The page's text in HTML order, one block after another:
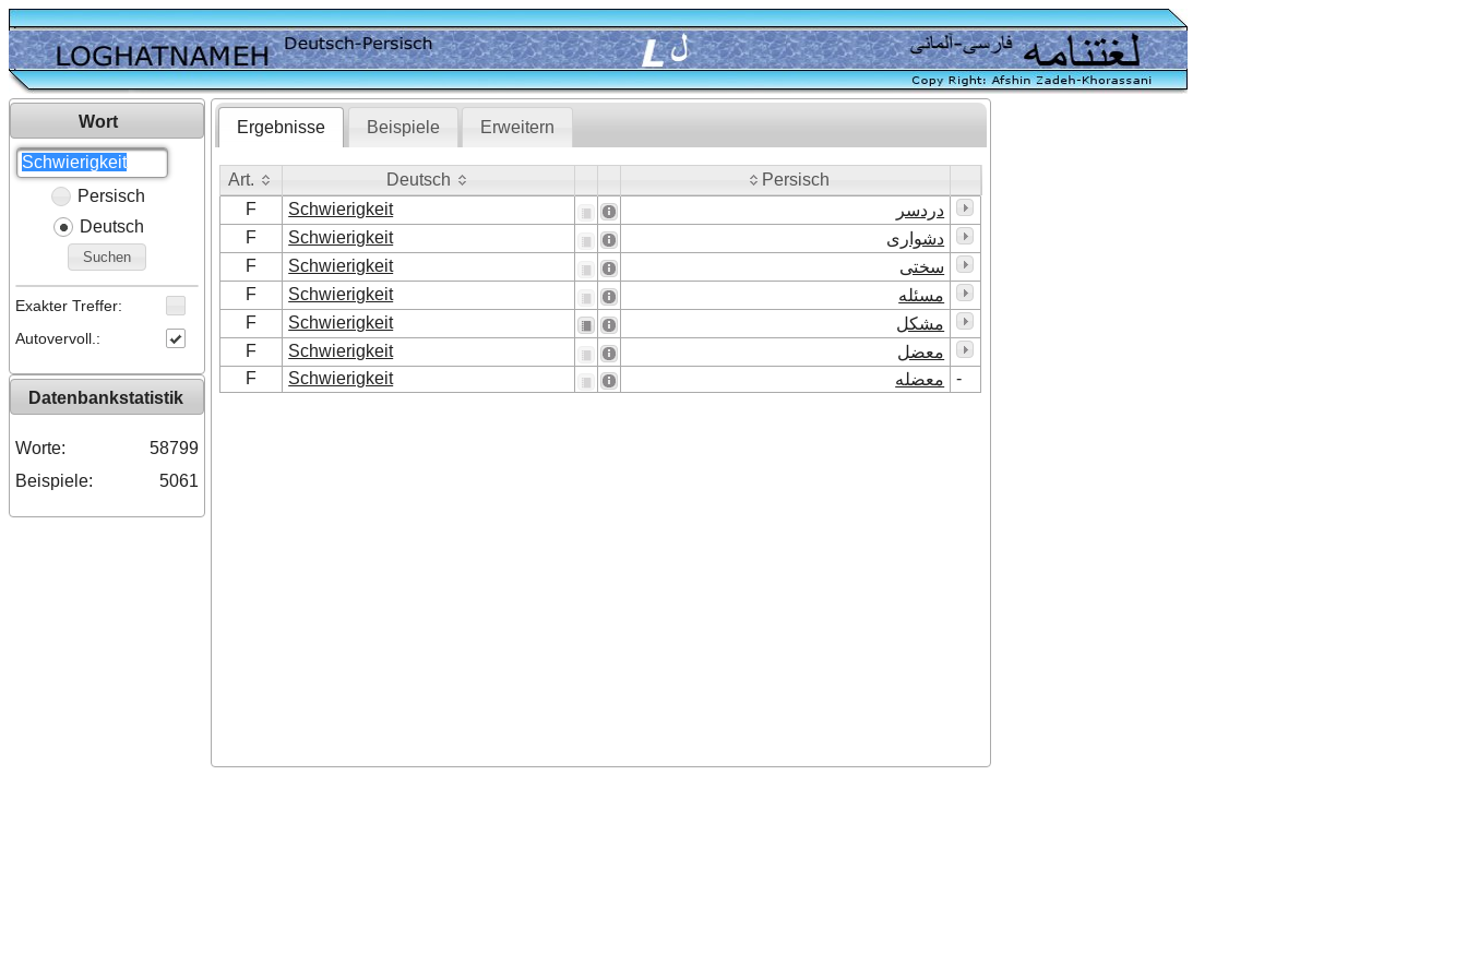
Wort
Persisch
Deutsch
Suchen
Exakter Treffer:
Autovervoll.:
Datenbankstatistik
Worte:
58799
Beispiele:
5061
Ergebnisse Beispiele Erweitern
Art. Deutsch
Persisch
Art.
F Schwierigkeit
دردسر
F
Schwierigkeit
دشواری
F
Schwierigkeit
سختی
F
Schwierigkeit
مسئله
F
Schwierigkeit
مشکل
F
Schwierigkeit
معضل
F
Schwierigkeit معضله -